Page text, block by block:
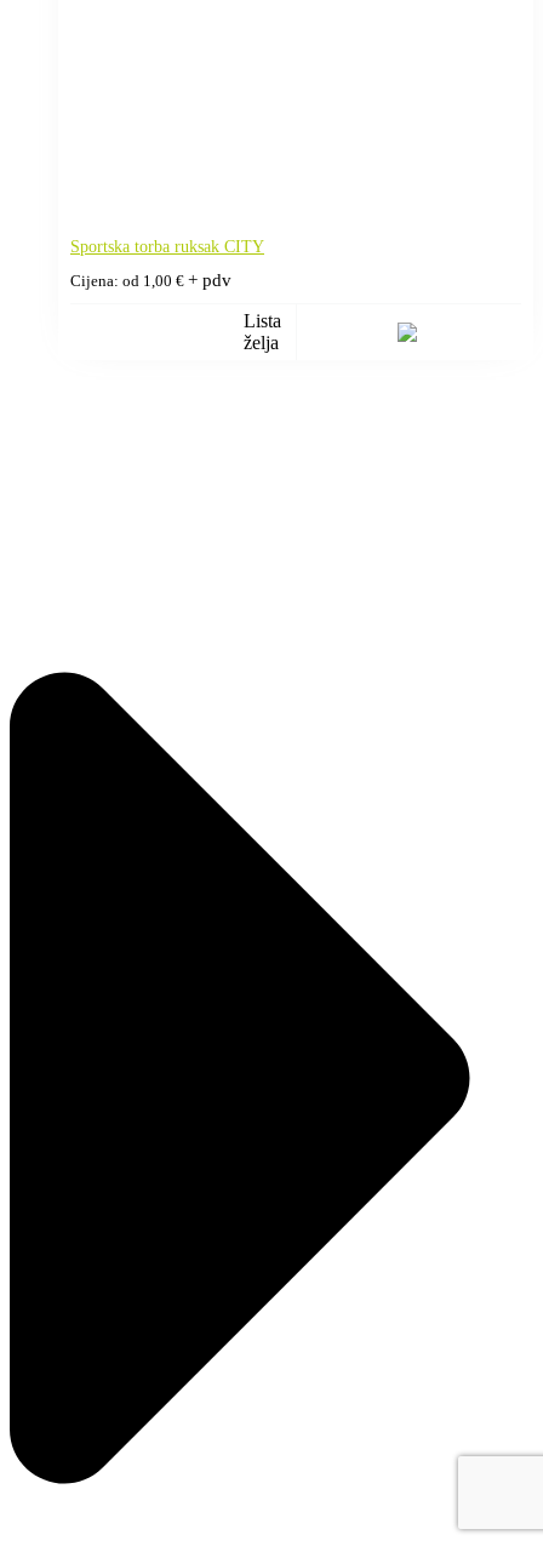
Sportska torba ruksak CITY
Cijena: od 1,00 € + pdv
Lista
želja